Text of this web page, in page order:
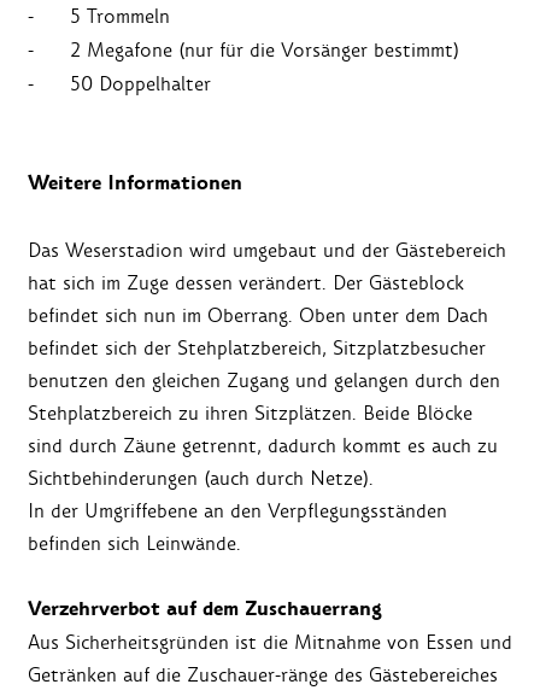
- 5 Trommeln
- 2 Megafone (nur für die Vorsänger bestimmt)
- 50 Doppelhalter
Weitere Informationen
Das Weserstadion wird umgebaut und der Gästebereich
hat sich im Zuge dessen verändert. Der Gästeblock
befindet sich nun im Oberrang. Oben unter dem Dach
befindet sich der Stehplatzbereich, Sitzplatzbesucher
benutzen den gleichen Zugang und gelangen durch den
Stehplatzbereich zu ihren Sitzplätzen. Beide Blöcke
sind durch Zäune getrennt, dadurch kommt es auch zu
Sichtbehinderungen (auch durch Netze).
In der Umgriffebene an den Verpflegungsständen
befinden sich Leinwände.
Verzehrverbot auf dem Zuschauerrang
Aus Sicherheitsgründen ist die Mitnahme von Essen und
Getränken auf die Zuschauer-ränge des Gästebereiches